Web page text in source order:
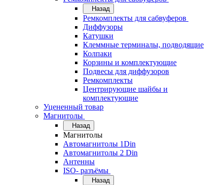
Назад
Ремкомплекты для сабвуферов
Диффузоры
Катушки
Клеммные терминалы, подводящие
Колпаки
Корзины и комплектующие
Подвесы для диффузоров
Ремкомплекты
Центрирующие шайбы и
комплектующие
Уцененный товар
Магнитолы
Назад
Магнитолы
Автомагнитолы 1Din
Автомагнитолы 2 Din
Антенны
ISO- разъёмы
Назад